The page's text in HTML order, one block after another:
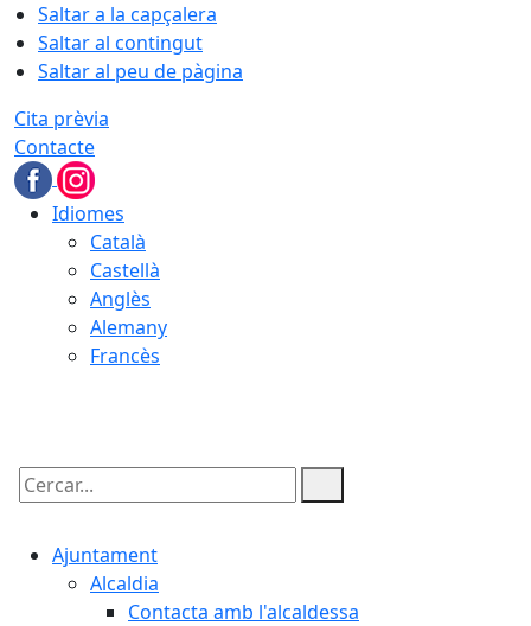
Saltar a la capçalera
Saltar al contingut
Saltar al peu de pàgina
Cita prèvia
Contacte
Idiomes
Català
Castellà
Anglès
Alemany
Francès
Cercar:
Ajuntament
Alcaldia
Contacta amb l'alcaldessa